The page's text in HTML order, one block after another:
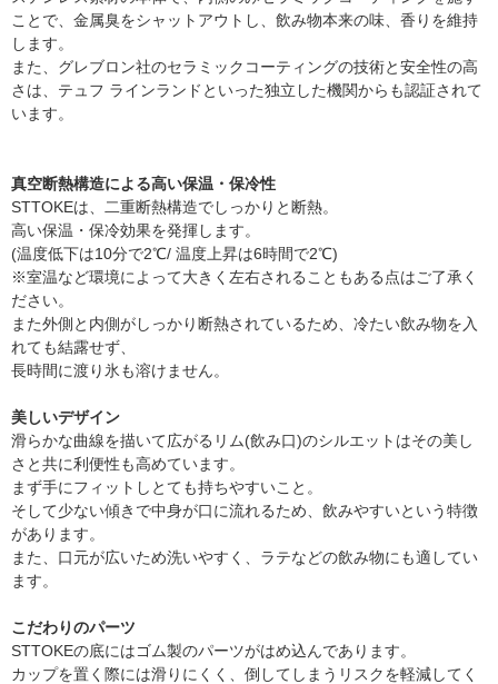
ことで、金属臭をシャットアウトし、飲み物本来の味、香りを維持
します。
また、グレブロン社のセラミックコーティングの技術と安全性の高
さは、テュフ ラインランドといった独立した機関からも認証されて
います。
真空断熱構造による高い保温・保冷性
STTOKEは、二重断熱構造でしっかりと断熱。
高い保温・保冷効果を発揮します。
(温度低下は10分で2℃/ 温度上昇は6時間で2℃)
※室温など環境によって大きく左右されることもある点はご了承く
ださい。
また外側と内側がしっかり断熱されているため、冷たい飲み物を入
れても結露せず、
長時間に渡り氷も溶けません。
美しいデザイン
滑らかな曲線を描いて広がるリム(飲み口)のシルエットはその美し
さと共に利便性も高めています。
まず手にフィットしとても持ちやすいこと。
そして少ない傾きで中身が口に流れるため、飲みやすいという特徴
があります。
また、口元が広いため洗いやすく、ラテなどの飲み物にも適してい
ます。
こだわりのパーツ
STTOKEの底にはゴム製のパーツがはめ込んであります。
カップを置く際には滑りにくく、倒してしまうリスクを軽減してく